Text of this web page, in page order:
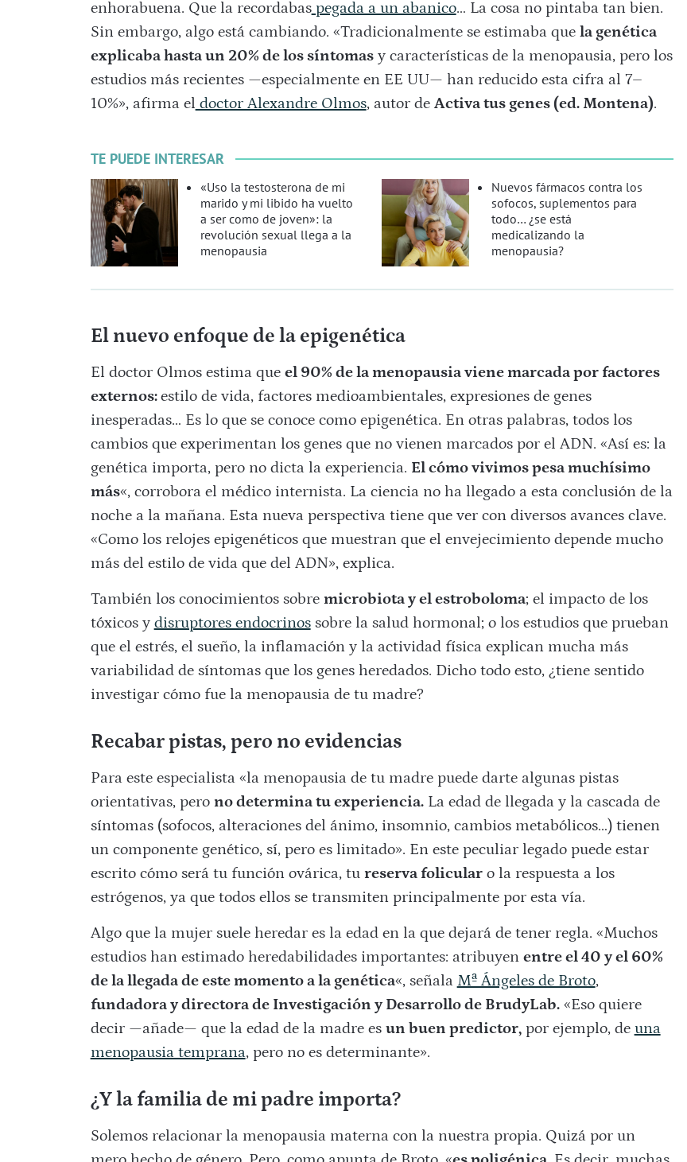
enhorabuena. Que la recordabaspegada a un abanico… La cosa no pintaba tan bien.
Sin embargo, algo está cambiando. «Tradicionalmente se estimaba que la genética
explicaba hasta un 20% de los síntomasy características de la menopausia, pero los
estudios más recientes —especialmente en EE UU— han reducido esta cifra al 7–
10%», afirma el doctor Alexandre Olmos, autor de Activa tus genes (ed. Montena).
TE PUEDE INTERESAR
«Uso la testosterona de mi
marido y mi libido ha vuelto
a ser como de joven»: la
revolución sexual llega a la
menopausia
Nuevos fármacos contra los
sofocos, suplementos para
todo… ¿se está
medicalizando la
menopausia?
El nuevo enfoque de la epigenética
El doctor Olmos estima que el 90% de la menopausia viene marcada por factores
externos:estilo de vida, factores medioambientales, expresiones de genes
inesperadas… Es lo que se conoce como epigenética. En otras palabras, todos los
cambios que experimentan los genes que no vienen marcados por el ADN. «Así es: la
genética importa, pero no dicta la experiencia. El cómo vivimos pesa muchísimo
más«, corrobora el médico internista. La ciencia no ha llegado a esta conclusión de la
noche a la mañana. Esta nueva perspectiva tiene que ver con diversos avances clave.
«Como los relojes epigenéticos que muestran que el envejecimiento depende mucho
más del estilo de vida que del ADN», explica.
También los conocimientos sobre microbiota y el estroboloma; el impacto de los
tóxicos y disruptores endocrinossobre la salud hormonal; o los estudios que prueban
que el estrés, el sueño, la inflamación y la actividad física explican mucha más
variabilidad de síntomas que los genes heredados. Dicho todo esto, ¿tiene sentido
investigar cómo fue la menopausia de tu madre?
Recabar pistas, pero no evidencias
Para este especialista «la menopausia de tu madre puede darte algunas pistas
orientativas, pero no determina tu experiencia.La edad de llegada y la cascada de
síntomas (sofocos, alteraciones del ánimo, insomnio, cambios metabólicos…) tienen
un componente genético, sí, pero es limitado». En este peculiar legado puede estar
escrito cómo será tu función ovárica, tu reserva folicularo la respuesta a los
estrógenos, ya que todos ellos se transmiten principalmente por esta vía.
Algo que la mujer suele heredar es la edad en la que dejará de tener regla. «Muchos
estudios han estimado heredabilidades importantes: atribuyen entre el 40 y el 60%
de la llegada de este momento a la genética«, señala Mª Ángeles de Broto,
fundadora y directora de Investigación y Desarrollo de BrudyLab.«Eso quiere
decir —añade— que la edad de la madre es un buen predictor,por ejemplo, de una
menopausia temprana, pero no es determinante».
¿Y la familia de mi padre importa?
Solemos relacionar la menopausia materna con la nuestra propia. Quizá por un